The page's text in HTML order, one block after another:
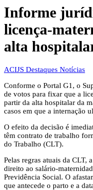
Informe
licença-
alta
ACIJS Destaques Notícias
Conforme o Portal G1, o
de votos para fixar que a
partir da alta hospitalar da
casos em que a internação
O efeito da decisão é
têm contrato de trabalho
do Trabalho (CLT).
Pelas regras atuais da CLT,
direito ao salário-
Previdência Social. O
que antecede o parto e a